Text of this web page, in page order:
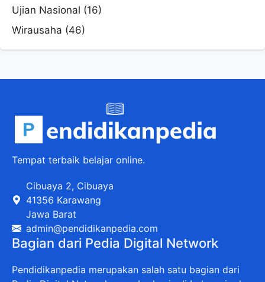
Ujian Nasional (16)
Wirausaha (46)
Tempat terbaik belajar online.
Cibuaya 2, Cibuaya
41356 Karawang
Jawa Barat
admin@pendidikanpedia.com
Bagian dari Pedia Digital Network
Pendidikanpedia merupakan salah satu bagian dari